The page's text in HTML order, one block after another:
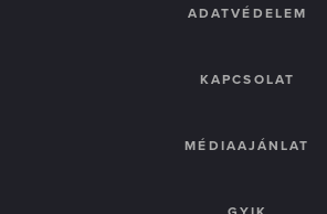
ADATVÉDELEM
KAPCSOLAT
MÉDIAAJÁNLAT